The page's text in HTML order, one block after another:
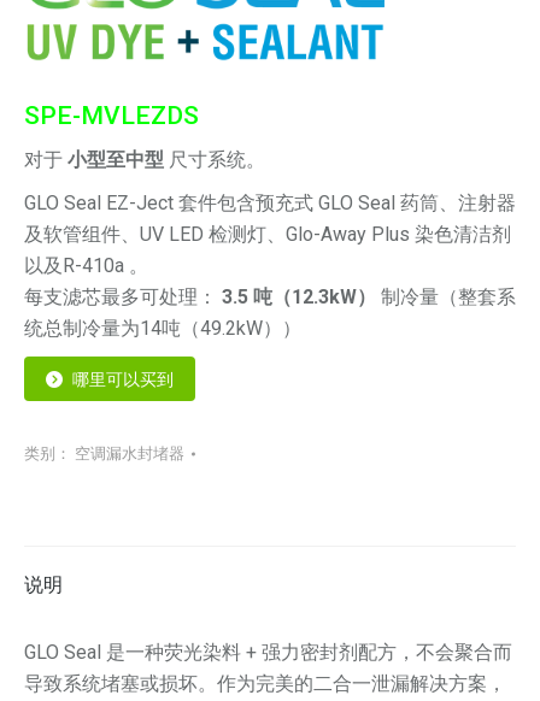
SPE-MVLEZDS
对于 小型至中型 尺寸系统。
GLO Seal EZ-Ject 套件包含预充式 GLO Seal 药筒、注射器
及软管组件、UV LED 检测灯、Glo-Away Plus 染色清洁剂
以及R-410a 。
每支滤芯最多可处理： 3.5 吨（12.3kW）
制冷量（整套系
统总制冷量为14吨（49.2kW））
哪里可以买到
类别： 空调漏水封堵器
说明
GLO Seal 是一种荧光染料 + 强力密封剂配方，不会聚合而
导致系统堵塞或损坏。作为完美的二合一泄漏解决方案，